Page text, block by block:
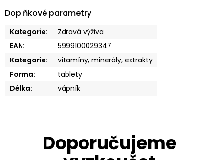
Doplňkové parametry
Kategorie:
Zdravá výživa
EAN:
5999100029347
Kategorie:
vitamíny, minerály, extrakty
Forma:
tablety
Délka: vápník